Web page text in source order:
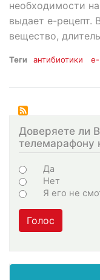
необходимости
выдает е-рецепт.
вещество,
Теги антибиотики
Доверяете ли
телемарафону
Choices
Да
Нет
Я его не
Голос